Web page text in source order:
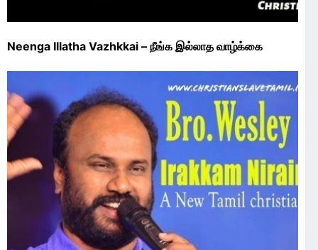
Neenga Illatha Vazhkkai – நீங்க இல்லாத வாழ்க்கை